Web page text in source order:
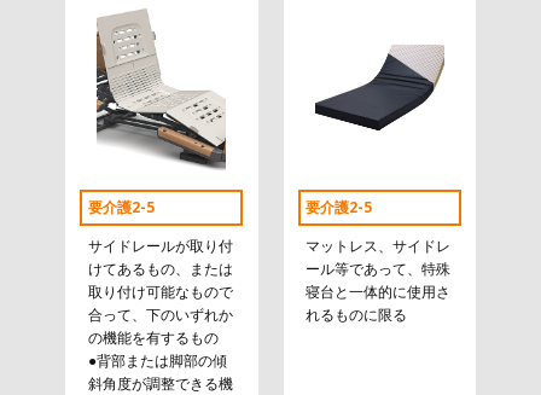
要介護2-5
サイドレールが取り付
けてあるもの、または
取り付け可能なもので
合って、下のいずれか
の機能を有するもの
●背部または脚部の傾
斜角度が調整できる機
要介護2-5
マットレス、サイドレ
ール等であって、特殊
寝台と一体的に使用さ
れるものに限る